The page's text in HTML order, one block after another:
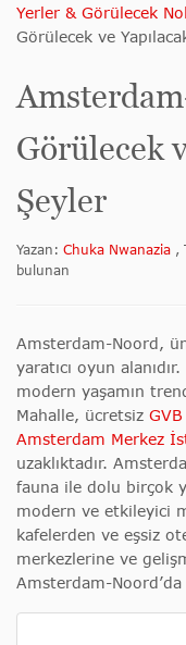
Yerler & Görülecek
Görülecek ve
Görülecek
Şeyler
Yazan: Chuka Nwanazia ,
bulunan
Amsterdam-Noord,
yaratıcı oyun
modern yaşamın
Mahalle, ücretsiz GVB
Amsterdam Merkez
uzaklıktadır.
fauna ile dolu birçok
modern ve etkileyici
kafelerden ve eşsiz
merkezlerine ve
Amsterdam-